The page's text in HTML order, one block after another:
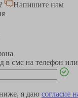
Напишите нам
в смс на телефон
я даю согласие